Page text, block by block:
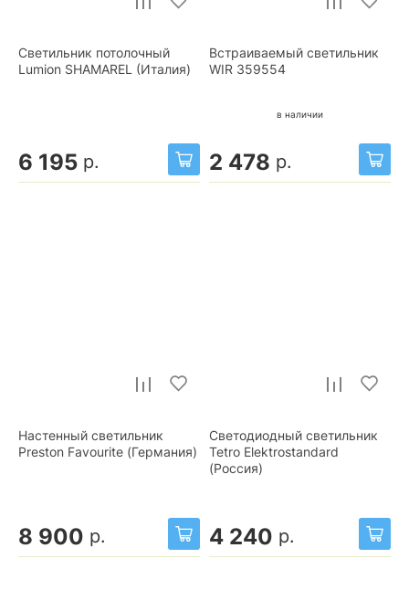
Светильник потолочный
Lumion SHAMAREL (Италия)
6 195 р.
Встраиваемый светильник
WIR 359554
в наличии
2 478 р.
Настенный светильник
Preston Favourite (Германия)
8 900 р.
Светодиодный светильник
Tetro Elektrostandard
(Россия)
4 240 р.